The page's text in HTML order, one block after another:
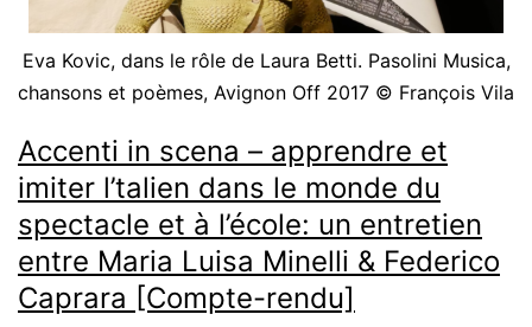
Eva Kovic, dans le rôle de Laura Betti. Pasolini Musica,
chansons et poèmes, Avignon Off 2017 © François Vila
Accenti in scena – apprendre et
imiter l’talien dans le monde du
spectacle et à l’école: un entretien
entre Maria Luisa Minelli & Federico
Caprara [Compte-rendu]